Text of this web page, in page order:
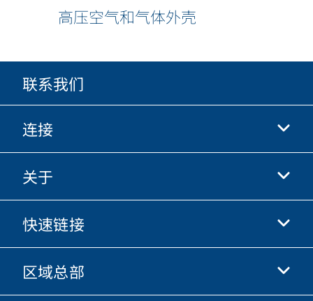
高压空气和气体外壳
联系我们
连接
抖音
快手
优酷
微信
关于
关于我们
商业行为准则
职业发展
快速链接
唐纳森电商网站
区域总部